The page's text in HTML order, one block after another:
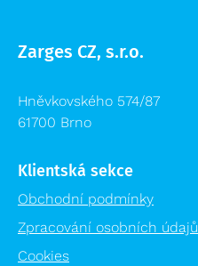
Zarges CZ, s.r.o.
Hněvkovského 574/87
61700 Brno
Klientská sekce
Obchodní podmínky
Zpracování osobních údajů
Cookies